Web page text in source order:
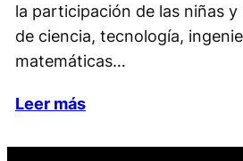
la participación de las niñas y
de ciencia, tecnología,
matemáticas…
Leer más